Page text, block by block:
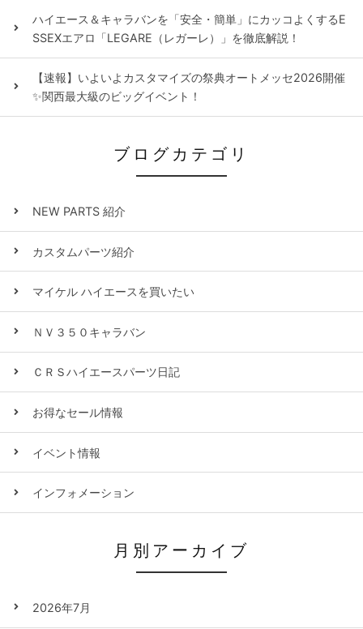
ハイエース＆キャラバンを「安全・簡単」にカッコよくするE
SSEXエアロ「LEGARE（レガーレ）」を徹底解説！
【速報】いよいよカスタマイズの祭典オートメッセ2026開催
✨関西最大級のビッグイベント！
ブログカテゴリ
NEW PARTS 紹介
カスタムパーツ紹介
マイケル ハイエースを買いたい
ＮＶ３５０キャラバン
ＣＲＳハイエースパーツ日記
お得なセール情報
イベント情報
インフォメーション
月別アーカイブ
2026年7月